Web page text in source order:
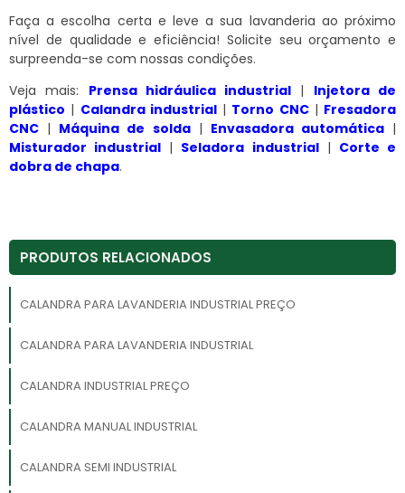
Faça a escolha certa e leve a sua lavanderia ao próximo
nível de qualidade e eficiência! Solicite seu orçamento e
surpreenda-se com nossas condições.
Veja mais: Prensa hidráulica industrial | Injetora de
plástico | Calandra industrial| Torno CNC| Fresadora
CNC | Máquina de solda| Envasadora automática|
Misturador industrial | Seladora industrial| Corte e
dobra de chapa.
PRODUTOS RELACIONADOS
CALANDRA PARA LAVANDERIA INDUSTRIAL PREÇO
CALANDRA PARA LAVANDERIA INDUSTRIAL
CALANDRA INDUSTRIAL PREÇO
CALANDRA MANUAL INDUSTRIAL
CALANDRA SEMI INDUSTRIAL